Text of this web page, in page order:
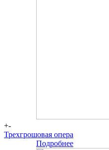
+-
Трехгрошовая опера
Подробнее